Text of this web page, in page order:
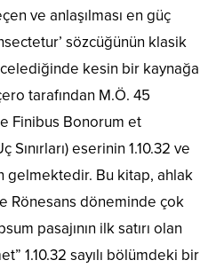
ve anlaşılması en güç
sözcüğünün klasik
kesin bir kaynağa
tarafından M.Ö. 45
Finibus Bonorum et
eserinin 1.10.32 ve
gelmektedir. Bu kitap, ahlak
Rönesans döneminde çok
pasajının ilk satırı olan
1.10.32 sayılı bölümdeki bir